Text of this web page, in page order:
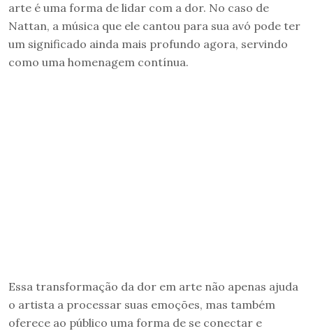
arte é uma forma de lidar com a dor. No caso de
Nattan, a música que ele cantou para sua avó pode ter
um significado ainda mais profundo agora, servindo
como uma homenagem contínua.
Essa transformação da dor em arte não apenas ajuda
o artista a processar suas emoções, mas também
oferece ao público uma forma de se conectar e